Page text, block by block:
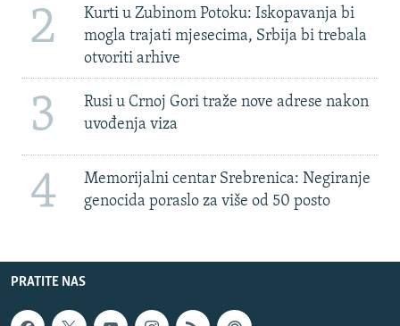
2
Kurti u Zubinom Potoku: Iskopavanja bi
mogla trajati mjesecima, Srbija bi trebala
otvoriti arhive
3
Rusi u Crnoj Gori traže nove adrese nakon
uvođenja viza
4
Memorijalni centar Srebrenica: Negiranje
genocida poraslo za više od 50 posto
PRATITE NAS